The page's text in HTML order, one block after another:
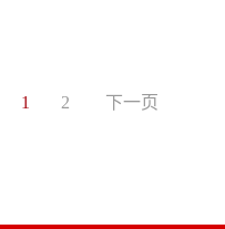
1 2 下一页